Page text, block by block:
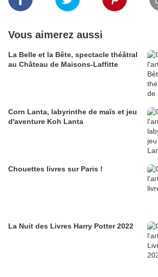
Vous aimerez aussi
La Belle et la Bête, spectacle théâtral
au Château de Maisons-Laffitte
Corn Lanta, labyrinthe de maïs et jeu
d'aventure Koh Lanta
Chouettes livres sur Paris !
La Nuit des Livres Harry Potter 2022